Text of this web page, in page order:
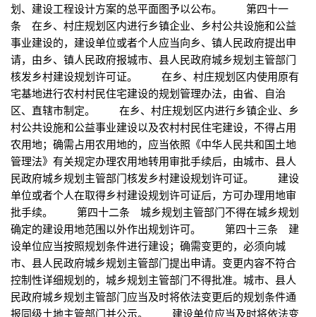
划、建设工程设计方案的总平面图予以公布。 第四十一
条 在乡、村庄规划区内进行乡镇企业、乡村公共设施和公益
事业建设的，建设单位或者个人应当向乡、镇人民政府提出申
请，由乡、镇人民政府报城市、县人民政府城乡规划主管部门
核发乡村建设规划许可证。 在乡、村庄规划区内使用原有
宅基地进行农村村民住宅建设的规划管理办法，由省、自治
区、直辖市制定。 在乡、村庄规划区内进行乡镇企业、乡
村公共设施和公益事业建设以及农村村民住宅建设，不得占用
农用地；确需占用农用地的，应当依照《中华人民共和国土地
管理法》有关规定办理农用地转用审批手续后，由城市、县人
民政府城乡规划主管部门核发乡村建设规划许可证。 建设
单位或者个人在取得乡村建设规划许可证后，方可办理用地审
批手续。 第四十二条 城乡规划主管部门不得在城乡规划
确定的建设用地范围以外作出规划许可。 第四十三条 建
设单位应当按照规划条件进行建设；确需变更的，必须向城
市、县人民政府城乡规划主管部门提出申请。变更内容不符合
控制性详细规划的，城乡规划主管部门不得批准。城市、县人
民政府城乡规划主管部门应当及时将依法变更后的规划条件通
报同级土地主管部门并公示。 建设单位应当及时将依法变